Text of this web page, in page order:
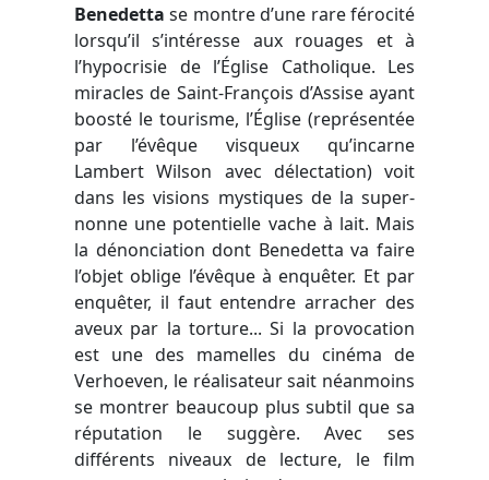
Benedetta se montre d’une rare férocité
lorsqu’il s’intéresse aux rouages et à
l’hypocrisie de l’Église Catholique. Les
miracles de Saint-François d’Assise ayant
boosté le tourisme, l’Église (représentée
par l’évêque visqueux qu’incarne
Lambert Wilson avec délectation) voit
dans les visions mystiques de la super-
nonne une potentielle vache à lait. Mais
la dénonciation dont Benedetta va faire
l’objet oblige l’évêque à enquêter. Et par
enquêter, il faut entendre arracher des
aveux par la torture... Si la provocation
est une des mamelles du cinéma de
Verhoeven, le réalisateur sait néanmoins
se montrer beaucoup plus subtil que sa
réputation le suggère. Avec ses
différents niveaux de lecture, le film